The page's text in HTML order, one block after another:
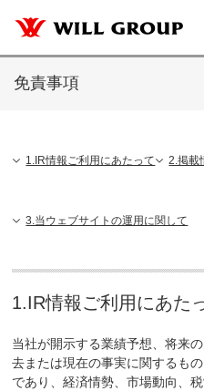
免責事項
1.IR情報ご利用にあたって 2.掲載
3.当ウェブサイトの運用に関して
1.IR情報ご利用にあた
当社が開示する業績予想、将来
去または現在の事実に関するも
であり、経済情勢、市場動向、